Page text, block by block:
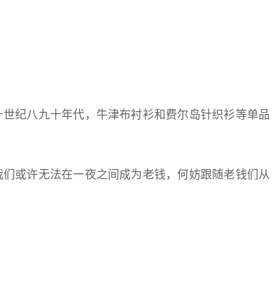
纪八九十年代，牛津布衬衫和费尔岛针织衫等单品
或许无法在一夜之间成为老钱，何妨跟随老钱们从